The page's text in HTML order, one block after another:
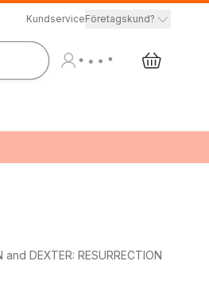
KundserviceFöretagskund?
DEXTER: RESURRECTION